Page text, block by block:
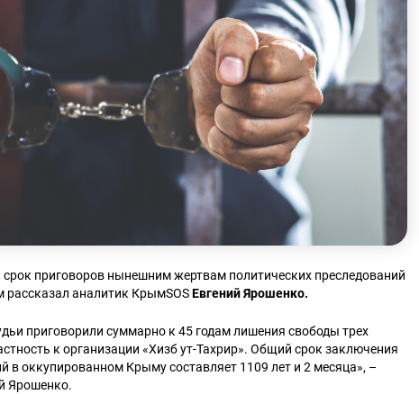
приговоров нынешним жертвам политических преследований
аналитик КрымSOSЕвгений Ярошенко.
приговорили суммарно к 45 годам лишения свободы трех
к организации «Хизб ут-Тахрир». Общий срок заключения
в оккупированном Крыму составляет 1109 лет и 2 месяца», –
Ярошенко.